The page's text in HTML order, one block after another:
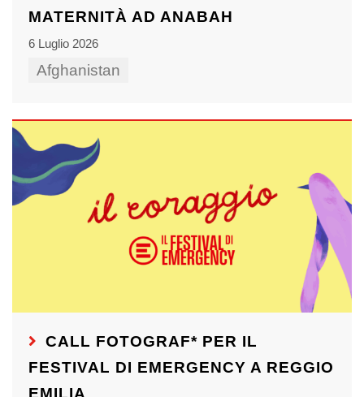
MATERNITÀ AD ANABAH
6 Luglio 2026
Afghanistan
CALL FOTOGRAF* PER IL
FESTIVAL DI EMERGENCY A REGGIO
EMILIA